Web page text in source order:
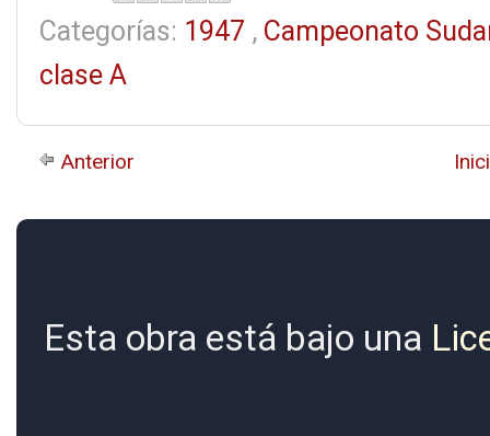
Categorías: 1947 , Campeonato
clase A
Anterior
Esta obra está bajo una